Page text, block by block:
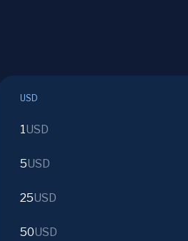
USD
1USD
5USD
25USD
50USD